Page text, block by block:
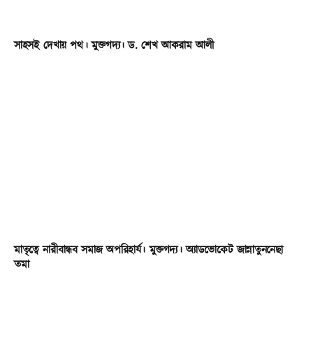
সাহসই দেখায় পথ। মুক্তগদ্য। ড. শেখ আকরাম আলী
মাতৃত্বে নারীবান্ধব সমাজ অপরিহার্য। মুক্তগদ্য। অ্যাডভোকেট জান্নাতুননেছা
তমা